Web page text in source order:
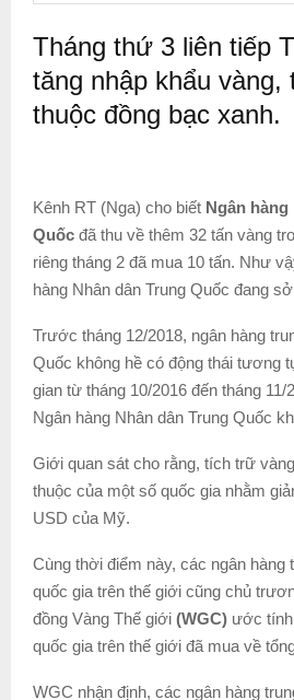
Tháng thứ 3 liên tiếp
tăng nhập khẩu vàng,
thuộc đồng bạc xanh.
Kênh RT (Nga) cho biết Ngân hàng
Quốc đã thu về thêm 32 tấn vàng
riêng tháng 2 đã mua 10 tấn. Như
hàng Nhân dân Trung Quốc đang
Trước tháng 12/2018, ngân hàng
Quốc không hề có động thái tương
gian từ tháng 10/2016 đến tháng
Ngân hàng Nhân dân Trung Quốc
Giới quan sát cho rằng, tích trữ
thuộc của một số quốc gia nhằm
USD của Mỹ.
Cùng thời điểm này, các ngân hàng
quốc gia trên thế giới cũng chủ
đồng Vàng Thế giới (WGC) ước tính
quốc gia trên thế giới đã mua về
WGC nhận định, các ngân hàng